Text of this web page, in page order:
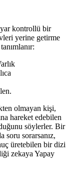
kontrollü bir
yerine getirme
olmayan kişi,
hareket edebilen
söylerler. Bir
soru sorarsanız,
üretebilen bir dizi
zekaya Yapay